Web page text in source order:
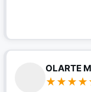
OLARTE